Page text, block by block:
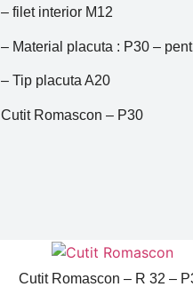
– filet interior M12
– Material placuta : P30 –
– Tip placuta A20
Cutit Romascon – P30
Cutit Romascon – R 32 –